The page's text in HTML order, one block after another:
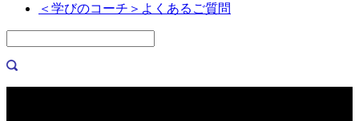
＜学びのコーチ＞よくあるご質問